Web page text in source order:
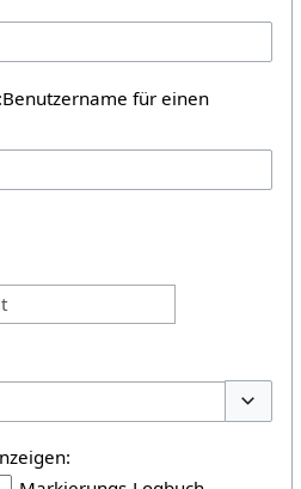
für einen